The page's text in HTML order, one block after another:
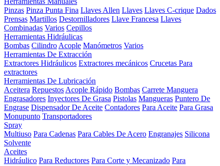
Pinzas Pinza Punta Fina Llaves Allen Llaves Llaves C-crique Dados
Prensas Martillos Destornilladores Llave Francesa Llaves
Combinadas Varios Cepillos
Herramientas Hidráulicas
Bombas Cilindro Acople Manómetros Varios
Herramientas De Extracción
Extractores Hidráulicos Extractores mecánicos Crucetas Para
extractores
Herramientas De Lubricación
Aceitera Repuestos Acople Rápido Bombas Carrete Manguera
Engrasadores Inyectores De Grasa Pistolas Mangueras Puntero De
Engrase Dispensador De Aceite Contadores Para Aceite Para Grasa
Monupunto Transportadores
Spray
Multiuso Para Cadenas Para Cables De Acero Engranajes Silicona
Solvente
Aceites
Hidráulico Para Reductores Para Corte y Mecanizado Para